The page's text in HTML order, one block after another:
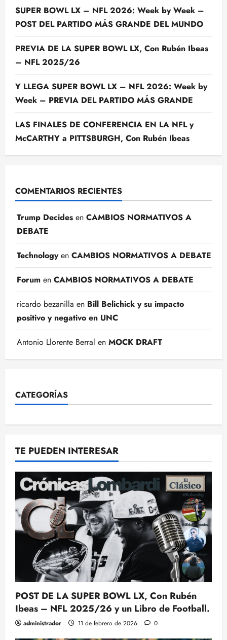
SUPER BOWL LX – NFL 2026: Week by Week –
POST DEL PARTIDO MÁS GRANDE DEL MUNDO
PREVIA DE LA SUPER BOWL LX, Con Rubén Ibeas
– NFL 2025/26
Y LLEGA SUPER BOWL LX – NFL 2026: Week by
Week – PREVIA DEL PARTIDO MÁS GRANDE
LAS FINALES DE CONFERENCIA EN LA NFL y
McCARTHY a PITTSBURGH, Con Rubén Ibeas
COMENTARIOS RECIENTES
Trump Decides en CAMBIOS NORMATIVOS A
DEBATE
Technologyen CAMBIOS NORMATIVOS A DEBATE
Forum en CAMBIOS NORMATIVOS A DEBATE
ricardo bezanilla en Bill Belichick y su impacto
positivo y negativo en UNC
Antonio Llorente Berral en MOCK DRAFT
CATEGORÍAS
TE PUEDEN INTERESAR
POST DE LA SUPER BOWL LX, Con Rubén
Ibeas – NFL 2025/26 y un Libro de Football.
administrador 11 de febrero de 2026 0